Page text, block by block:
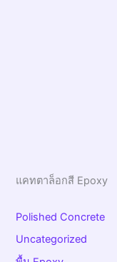
แคทตาล็อกสี Epoxy
Polished Concrete
Uncategorized